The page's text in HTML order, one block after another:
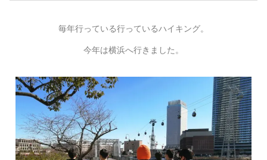
毎年行っている行っているハイキング。
今年は横浜へ行きました。